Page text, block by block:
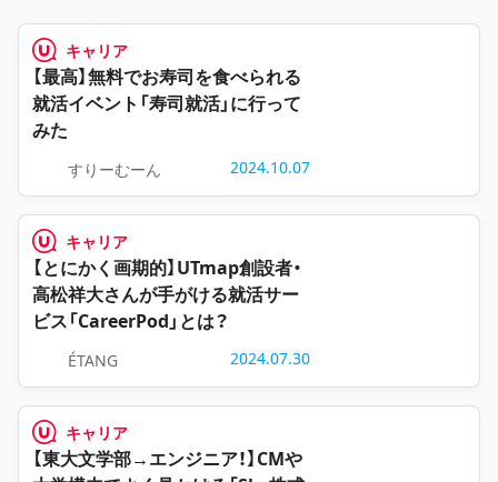
キャリア
【最高】無料でお寿司を食べられる
就活イベント「寿司就活」に行って
みた
すりーむーん 2024.10.07
キャリア
【とにかく画期的】UTmap創設者・
高松祥大さんが手がける就活サー
ビス「CareerPod」とは？
ÉTANG 2024.07.30
キャリア
【東大文学部→エンジニア！】CMや